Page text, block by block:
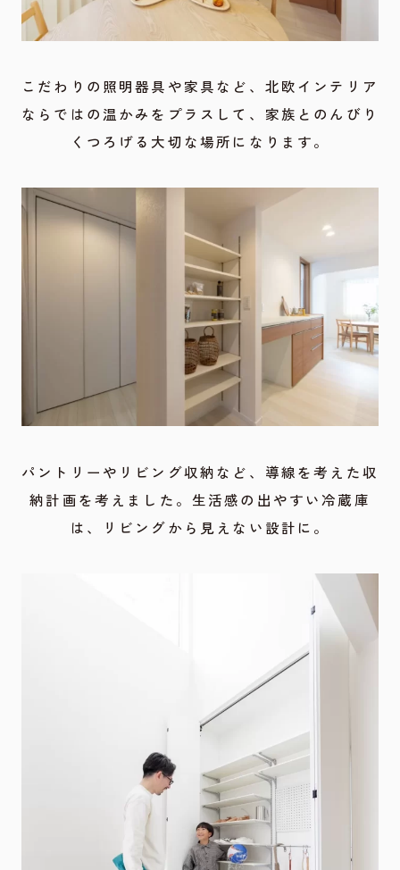
こだわりの照明器具や家具など、北欧インテリア
ならではの温かみをプラスして、家族とのんびり
くつろげる大切な場所になります。
パントリーやリビング収納など、導線を考えた収
納計画を考えました。生活感の出やすい冷蔵庫
は、リビングから見えない設計に。